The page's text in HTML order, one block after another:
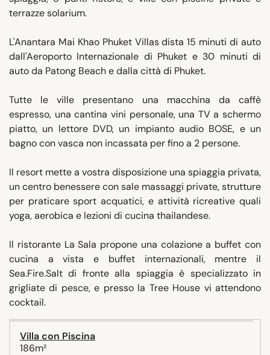
terrazze solarium.
L'Anantara Mai Khao Phuket Villas dista 15 minuti di auto
dall'Aeroporto Internazionale di Phuket e 30 minuti di
auto da Patong Beach e dalla città di Phuket.
Tutte le ville presentano una macchina da caffè
espresso, una cantina vini personale, una TV a schermo
piatto, un lettore DVD, un impianto audio BOSE, e un
bagno con vasca non incassata per fino a 2 persone.
Il resort mette a vostra disposizione una spiaggia privata,
un centro benessere con sale massaggi private, strutture
per praticare sport acquatici, e attività ricreative quali
yoga, aerobica e lezioni di cucina thailandese.
Il ristorante La Sala propone una colazione a buffet con
cucina a vista e buffet internazionali, mentre il
Sea.Fire.Salt di fronte alla spiaggia è specializzato in
grigliate di pesce, e presso la Tree House vi attendono
cocktail.
Villa con Piscina
186m²